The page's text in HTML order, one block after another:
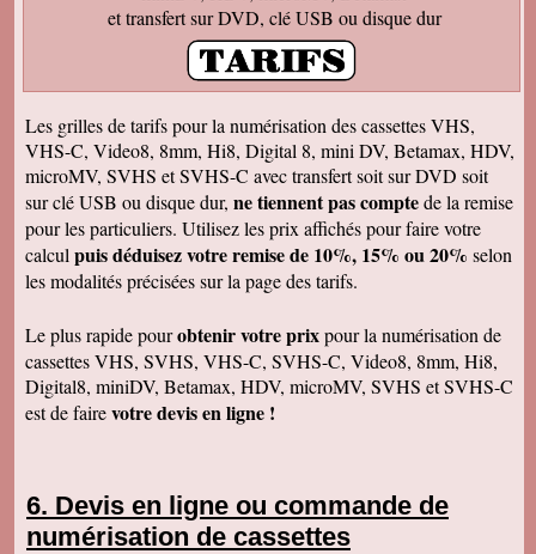
bientôt pour du 8 et sup8mm.
Le colis est effectivement arrivé le 24, la veille
de Noël, c'était parfait. Elle est très contente de
pouvoir passer à nouveau un moment avec ses
Encore merci pour votre efficacité. Je vous ferai
de la pub si l'occasion se présente ! Je vous
souhaite une bonne année avec beaucoup de
vidéos à transposer. Bien cordialement,
Séverine L
J'ai reçu le colis . Merci ça a l'air impeccable !
Bonnes fêtes et à très bientôt pour d'autres
travaux.
Fantastique. Encore merci. Je vous remercie
beaucoup de la rapidité avec laquelle vous avez
traité ma commande.
Anaïs H
J'ai bien reçu le colis. Merci pour votre travail.
Merci.
Bernard D
et transfert sur DVD, clé USB ou disque dur
Les grilles de tarifs pour la numérisation des cassettes VHS,
VHS-C, Video8, 8mm, Hi8, Digital 8, mini DV, Betamax, HDV,
microMV, SVHS et SVHS-C avec transfert soit sur DVD soit
sur clé USB ou disque dur, ne tiennent pas comptede la remise
pour les particuliers. Utilisez les prix affichés pour faire votre
calcul puis déduisez votre remise de 10%, 15% ou 20% selon
les modalités précisées sur la page des tarifs.
Le plus rapide pourobtenir votre prixpour la numérisation de
cassettes VHS, SVHS, VHS-C, SVHS-C, Video8, 8mm, Hi8,
Digital8, miniDV, Betamax, HDV, microMV, SVHS et SVHS-C
est de fairevotre devis en ligne !
Devis en ligne ou commande de
numérisation de cassettes